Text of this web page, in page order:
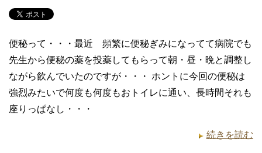
便秘って・・・最近 頻繁に便秘ぎみになってて病院でも
先生から便秘の薬を投薬してもらって朝・昼・晩と調整し
ながら飲んでいたのですが・・・ ホントに今回の便秘は
強烈みたいで何度も何度もおトイレに通い、長時間それも
座りっぱなし・・・
続きを読む